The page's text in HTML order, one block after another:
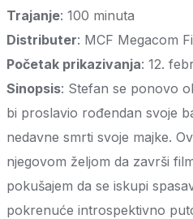
Trajanje: 100 minuta
Distributer: MCF Megacom
Početak prikazivanja: 12.
Sinopsis: Stefan se ponovo
bi proslavio rođendan svoje
nedavne smrti svoje majke.
njegovom željom da završi
pokušajem da se iskupi
pokrenuće introspektivno